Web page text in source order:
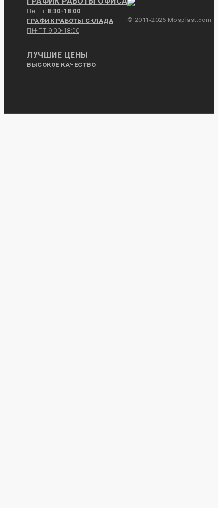
Пн-Пт 8:30-18:00
ГРАФИК РАБОТЫ СКЛАДА
ПН-ПТ 9:00-18:00
ЛУЧШИЕ ЦЕНЫ
ВЫСОКОЕ КАЧЕСТВО
© 2011-2026 Mosplast.com